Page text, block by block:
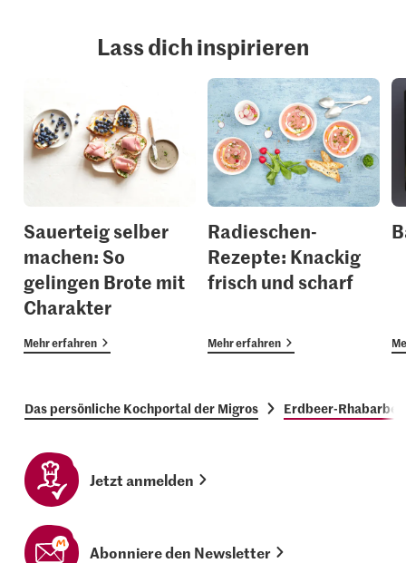
Lass dich inspirieren
Sauerteig selber
machen: So
gelingen Brote mit
Charakter
Mehr erfahren
Radieschen-
Rezepte: Knackig
frisch und scharf
Mehr erfahren
Das persönliche Kochportal der Migros Erdbeer-
Jetzt anmelden
Abonniere den Newsletter